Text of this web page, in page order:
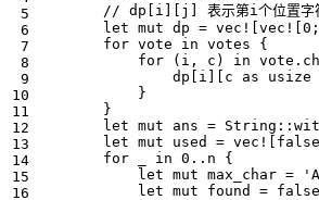
let mut dp = vec! [vec! [0 ;
for vote in votes
{
for
( i , c ) in vote .
dp [ i ][ c as usize
}
}
let mut ans = String ::
let mut used = vec! [ false
for
in 0 .. n
{
let mut max_char =
let mut found = false